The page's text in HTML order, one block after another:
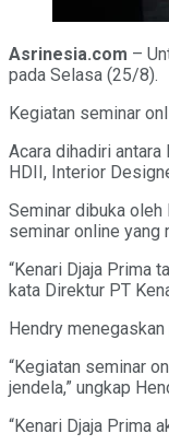
Asrinesia.com –
pada Selasa (25/8).
Kegiatan seminar
Acara dihadiri antara
HDII, Interior
Seminar dibuka oleh
seminar online yang
“Kenari Djaja Prima
kata Direktur PT
Hendry
“Kegiatan seminar
jendela,” ungkap
“Kenari Djaja Prima